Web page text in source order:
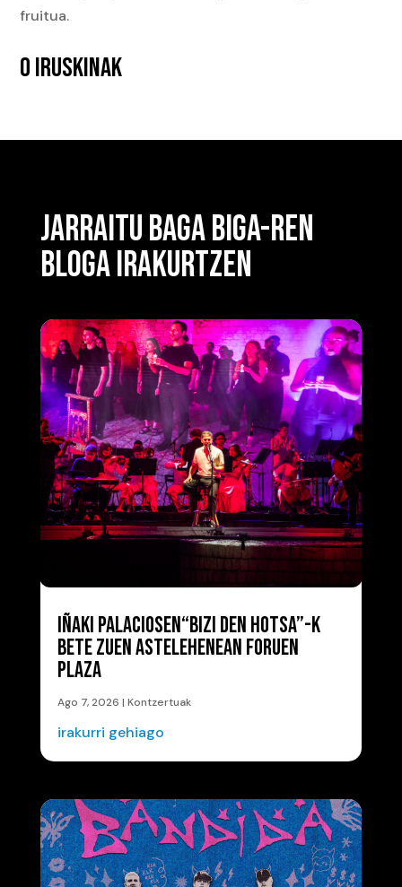
fruitua.
0 IRUSKINAK
JARRAITU BAGA BIGA-REN
BLOGA IRAKURTZEN
IÑAKI PALACIOSEN“BIZI DEN HOTSA”-K
BETE ZUEN ASTELEHENEAN FORUEN
PLAZA
Ago 7, 2026 | Kontzertuak
irakurri gehiago